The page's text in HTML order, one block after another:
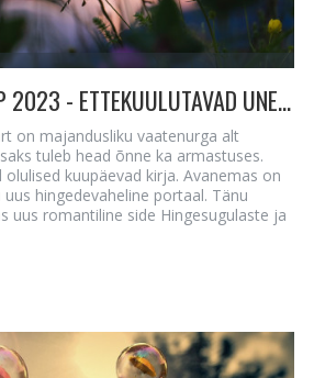
JUULI HOROSKOOP 2023 - ETTEKUULUTAVAD UNENÄOD, HEA ÕNN ARMASTUSES JA KÜLLUSES
on majandusliku vaatenurga alt
tuleb head õnne ka armastuses.
olulised kuupäevad kirja. Avanemas on
hingedevaheline portaal. Tänu
uus romantiline side Hingesugulaste ja